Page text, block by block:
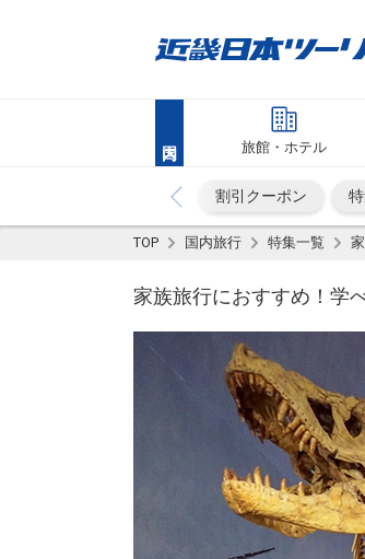
旅館・ホテル
割引クーポン
TOP 国内旅行 特集一覧
家族旅行におすすめ！学